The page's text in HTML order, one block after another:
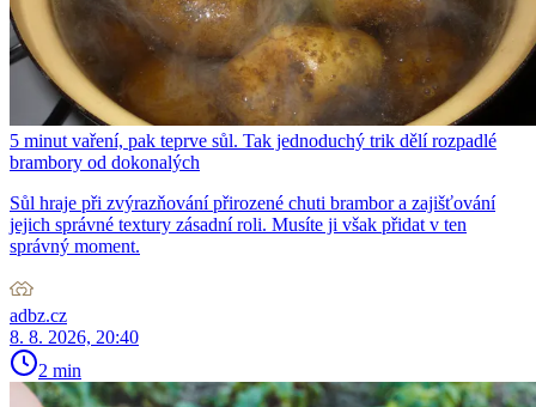
5 minut vaření, pak teprve sůl. Tak jednoduchý trik dělí rozpadlé
brambory od dokonalých
Sůl hraje při zvýrazňování přirozené chuti brambor a zajišťování
jejich správné textury zásadní roli. Musíte ji však přidat v ten
správný moment.
adbz.cz
8. 8. 2026, 20:40
2 min